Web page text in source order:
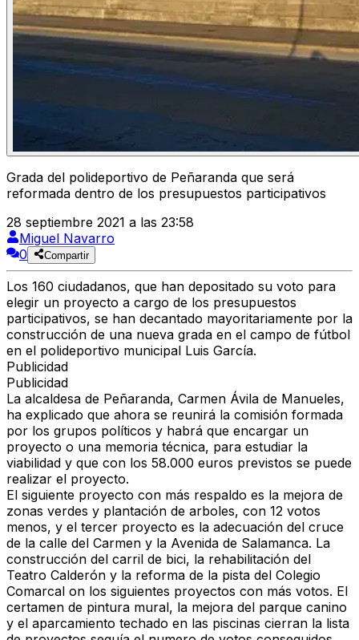
Grada del polideportivo de Peñaranda que será
reformada dentro de los presupuestos participativos
28 septiembre 2021 a las 23:58
Miguel Navarro
0
Compartir
Los 160 ciudadanos, que han depositado su voto para
elegir un proyecto a cargo de los presupuestos
participativos, se han decantado mayoritariamente por la
construcción de una nueva grada en el campo de fútbol
en el polideportivo municipal Luis García.
Publicidad
Publicidad
La alcaldesa de Peñaranda, Carmen Ávila de Manueles,
ha explicado que ahora se reunirá la comisión formada
por los grupos políticos y habrá que encargar un
proyecto o una memoria técnica, para estudiar la
viabilidad y que con los 58.000 euros previstos se puede
realizar el proyecto.
El siguiente proyecto con más respaldo es la mejora de
zonas verdes y plantación de arboles, con 12 votos
menos, y el tercer proyecto es la adecuación del cruce
de la calle del Carmen y la Avenida de Salamanca. La
construcción del carril de bici, la rehabilitación del
Teatro Calderón y la reforma de la pista del Colegio
Comarcal on los siguientes proyectos con más votos. El
certamen de pintura mural, la mejora del parque canino
y el aparcamiento techado en las piscinas cierran la lista